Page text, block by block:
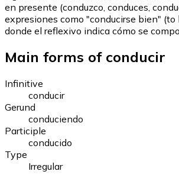
en presente (conduzco, conduces,
expresiones como "conducirse bien" (to
donde el reflexivo indica cómo se
Main forms of conducir
Infinitive
conducir
Gerund
conduciendo
Participle
conducido
Type
Irregular